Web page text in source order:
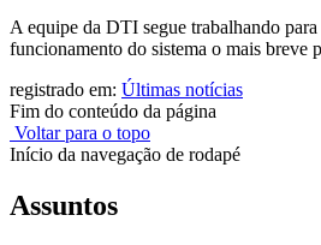
A equipe da DTI segue trabalhando
funcionamento do sistema o mais breve
registrado em: Últimas notícias
Fim do conteúdo da página
Voltar para o topo
Início da navegação de rodapé
Assuntos